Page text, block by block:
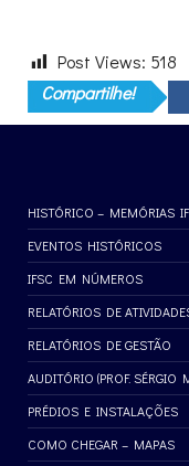
Post Views: 518
Compartilhe!
HISTÓRICO – MEMÓRIAS
EVENTOS HISTÓRICOS
IFSC EM NÚMEROS
RELATÓRIOS DE
RELATÓRIOS DE GESTÃO
AUDITÓRIO (PROF. SÉRGIO
PRÉDIOS E INSTALAÇÕES
COMO CHEGAR – MAPAS